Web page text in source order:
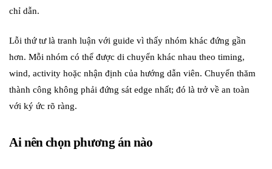
chỉ dẫn.
Lỗi thứ tư là tranh luận với guide vì thấy nhóm khác đứng gần
hơn. Mỗi nhóm có thể được di chuyển khác nhau theo timing,
wind, activity hoặc nhận định của hướng dẫn viên. Chuyến thăm
thành công không phải đứng sát edge nhất; đó là trở về an toàn
với ký ức rõ ràng.
Ai nên chọn phương án nào